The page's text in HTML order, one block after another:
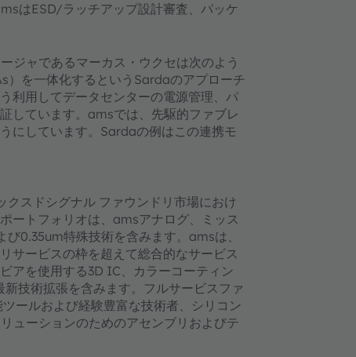
はESD/ラッチアップ設計審査、パッケ
ジャであるマーカス・ウクセは次のよう
）を一体化するというSardaのアプローチ
利用してデータセンターの電源管理、パ
しています。amsでは、先駆的ファブレ
にしています。Sardaの例はこの連携モ
スドシグナル ファウンドリ市場におけ
ートフォリオは、amsアナログ、ミッス
0.35um特殊技術を含みます。amsは、
サービスの枠を超えて総合的なサービス
アを使用する3D IC、カラーコーティン
技術拡張を含みます。フルサービスファ
ールおよび経験豊富な技術者、シリコン
ューションのためのアセンブリおよびテ